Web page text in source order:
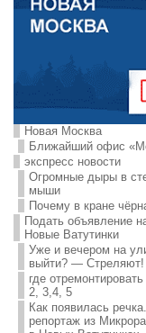
Новая Москва
Ближайший офис
экспресс новости
Огромные дыры в
мыши
Почему в кране
Подать объявление
Новые Ватутинки
Уже и вечером на
выйти? — Стреляют!
где
2, 3,4, 5
Как появилась
репортаж из